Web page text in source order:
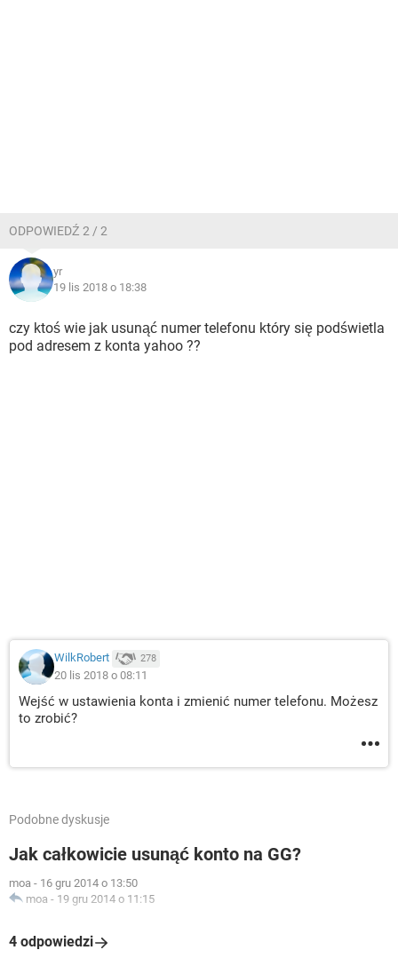
ODPOWIEDŹ 2 / 2
yr
19 lis 2018 o 18:38
czy ktoś wie jak usunąć numer telefonu który się podświetla
pod adresem z konta yahoo ??
WilkRobert 278
20 lis 2018 o 08:11
Wejść w ustawienia konta i zmienić numer telefonu. Możesz
to zrobić?
Podobne dyskusje
Jak całkowicie usunąć konto na GG?
moa - 16 gru 2014 o 13:50
moa - 19 gru 2014 o 11:15
4 odpowiedzi